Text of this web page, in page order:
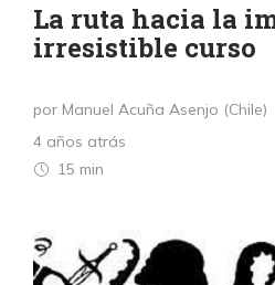
La ruta hacia la
irresistible curso
por Manuel Acuña Asenjo (Chile)
4 años atrás
15 min